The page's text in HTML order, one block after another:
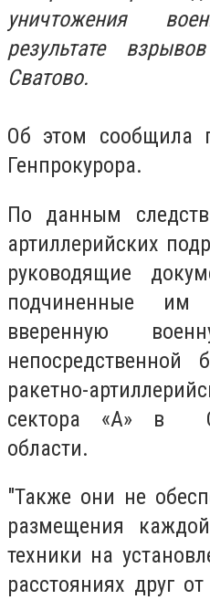
уничтожения
результате
Сватово.
Об этом сообщила
Генпрокурора.
По данным
артиллерийских
руководящие
подчиненные им
вверенную
непосредственной
ракетно-
сектора «А» в
области.
"Также они не
размещения
техники на
расстояниях друг